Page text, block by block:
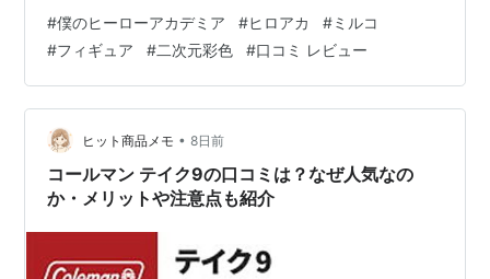
脚力を活かした豪快な蹴り技。 強さ、カッコよさ、そし
て勝気な表情……。 「こういう強い女性キャラクターが
好き！」という人には、かなり刺さる存在だと思いま
す。 そんなミルコが今回、特別な二次元彩色でフィギュ
ア化されました。 でも、購入前ってやっぱり迷いますよ
ね。 「二次元彩色って実際どんな感…
#僕のヒーローアカデミア #ヒロアカ #ミルコ
#フィギュア #二次元彩色 #口コミ レビュー
ヒット商品メモ • 8日前
コールマン テイク9の口コミは？なぜ人気なの
か・メリットや注意点も紹介